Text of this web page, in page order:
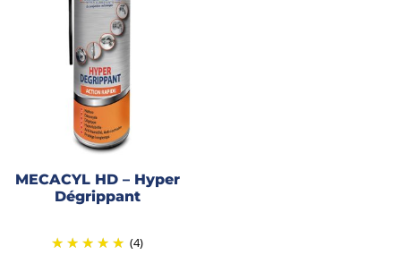
MECACYL HD – Hyper
Dégrippant
(4)